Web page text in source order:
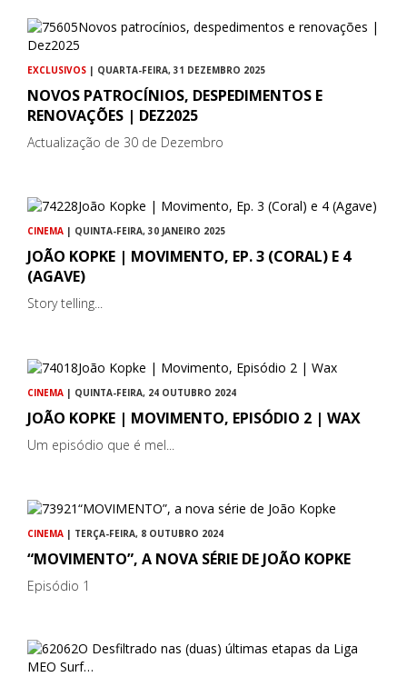
EXCLUSIVOS | QUARTA-FEIRA, 31 DEZEMBRO 2025
NOVOS PATROCÍNIOS, DESPEDIMENTOS E
RENOVAÇÕES | DEZ2025
Actualização de 30 de Dezembro
CINEMA | QUINTA-FEIRA, 30 JANEIRO 2025
JOÃO KOPKE | MOVIMENTO, EP. 3 (CORAL) E 4
(AGAVE)
Story telling...
CINEMA | QUINTA-FEIRA, 24 OUTUBRO 2024
JOÃO KOPKE | MOVIMENTO, EPISÓDIO 2 | WAX
Um episódio que é mel...
CINEMA | TERÇA-FEIRA, 8 OUTUBRO 2024
“MOVIMENTO”, A NOVA SÉRIE DE JOÃO KOPKE
Episódio 1